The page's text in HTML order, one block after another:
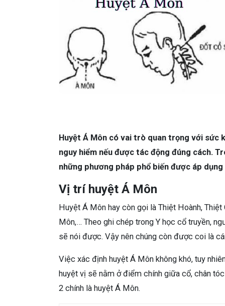
Huyệt Á Môn có vai trò quan trọng với sức
nguy hiểm nếu được tác động đúng cách.
những phương pháp phổ biến được áp
Vị trí huyệt Á Môn
Huyệt Á Môn hay còn gọi là Thiệt Hoành, Thiệt
Môn,… Theo ghi chép trong Y học cổ truyền,
sẽ nói được. Vậy nên chúng còn được coi là
Việc xác định huyệt Á Môn không khó, tuy
huyệt vị sẽ nằm ở điểm chính giữa cổ, chân
2 chính là huyệt Á Môn.